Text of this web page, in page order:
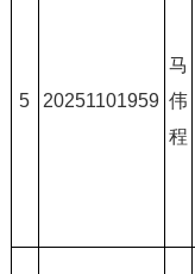
5 20251101959
马
伟
程